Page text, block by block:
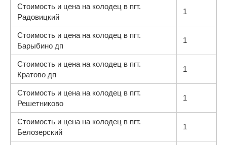
Стоимость и цена на колодец в пгт.
Радовицкий
1
Стоимость и цена на колодец в пгт.
Барыбино дп
1
Стоимость и цена на колодец в пгт.
Кратово дп
1
Стоимость и цена на колодец в пгт.
Решетниково
1
Стоимость и цена на колодец в пгт.
Белозерский
1